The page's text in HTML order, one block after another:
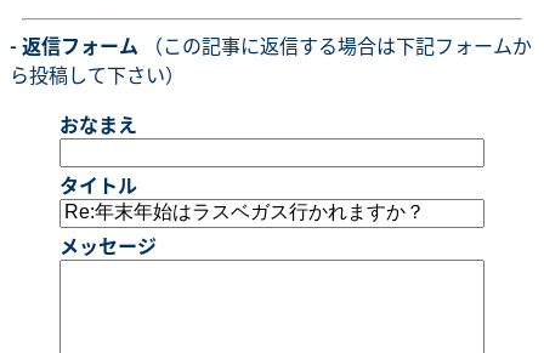
- 返信フォーム （この記事に返信する場合は下記フォームか
ら投稿して下さい）
おなまえ
タイトル
メッセージ